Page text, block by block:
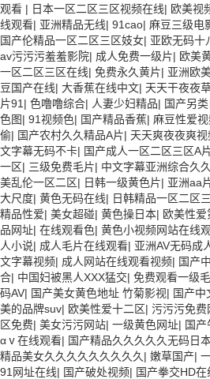
观看 | 日本一区二区三区视频在线| 欧美视
线观看| 亚洲精品无线| 91cao| 麻豆三级电
国产伦精品一区二区三区妓女| 亚欧无码十
av污污污羞羞影院| 成人免费一级片| 欧美
一区二区三区在线| 免费永久黄片| 亚洲欧
豆国产在线| 大香蕉在线中文| 天天干夜夜
片91 | 色噜噜综合| 人妻少妇精品| 国产另
色图| 91视频色| 国产精品香蕉| 麻豆性爱
偷| 国产农村久久精品A片| 天天爽夜夜爽视
文字幕无码不卡| 国产成人一区二区三区A
一区| 三级免费毛片| 中文字幕亚洲综合久
美乱伦一区二区| 日韩一级黄色片| 亚洲aa
大尺度| 黄色无码在线| 日韩精品一区二区
精品性爱| 美女超碰| 黄色操日本| 欧美性爱
品网址| 在线观看色| 黄色小视频网站在线
人小说| 成人毛片在线观看| 亚洲AV无码成
文字幕视频| 成人网站在线观看视频| 国产
合| 中国妇被黑人XXX猛交| 免费观看一级
码AV| 国产美女黄色地址 竹菊影视| 国产中
美的品牌suv| 欧美性爱十二区| 污污污免费
区免费| 美女污污网站| 一级黄色网址| 国产
αⅴ在线观看| 国产精品久久久久久无码日
精品美女久久久久久久久久久 | 嫩草国产|
91网址在线| 国产破处视频| 国产拳交HD在